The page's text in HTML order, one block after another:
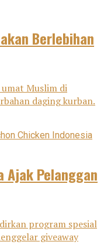
Berlebihan
Muslim di
daging kurban.
Ajak Pelanggan
program spesial
giveaway